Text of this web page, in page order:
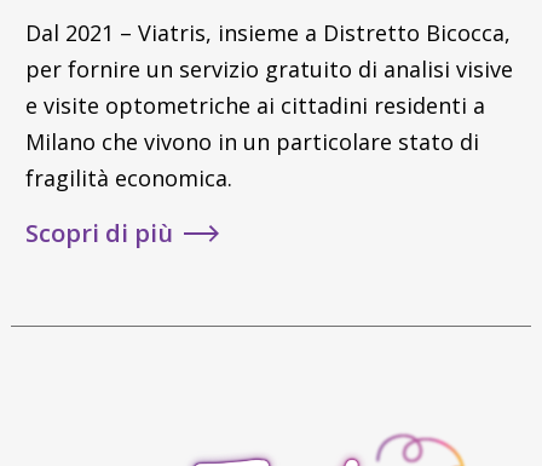
Dal 2021 – Viatris, insieme a Distretto Bicocca,
per fornire un servizio gratuito di analisi visive
e visite optometriche ai cittadini residenti a
Milano che vivono in un particolare stato di
fragilità economica.
Scopri di più